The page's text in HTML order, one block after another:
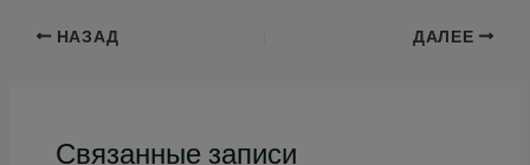
НАЗАД ДАЛЕЕ
Связанные записи